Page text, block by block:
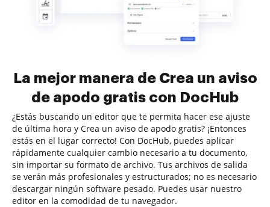
La mejor manera de Crea un aviso
de apodo gratis con DocHub
¿Estás buscando un editor que te permita hacer ese ajuste
de última hora y Crea un aviso de apodo gratis? ¡Entonces
estás en el lugar correcto! Con DocHub, puedes aplicar
rápidamente cualquier cambio necesario a tu documento,
sin importar su formato de archivo. Tus archivos de salida
se verán más profesionales y estructurados; no es necesario
descargar ningún software pesado. Puedes usar nuestro
editor en la comodidad de tu navegador.